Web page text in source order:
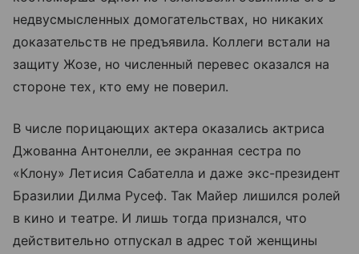
недвусмысленных домогательствах, но никаких
доказательств не предъявила. Коллеги встали на
защиту Жозе, но численный перевес оказался на
стороне тех, кто ему не поверил.
В числе порицающих актера оказались актриса
Джованна Антонелли, ее экранная сестра по
«Клону» Летисия Сабателла и даже экс-президент
Бразилии Дилма Русеф. Так Майер лишился ролей
в кино и театре. И лишь тогда признался, что
действительно отпускал в адрес той женщины